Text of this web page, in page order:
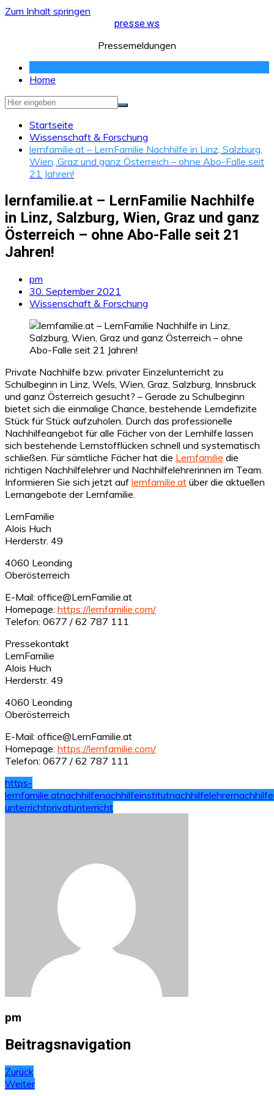
Zum Inhalt springen
presse.ws
Pressemeldungen
Home
Startseite
Wissenschaft & Forschung
lernfamilie.at – LernFamilie Nachhilfe in Linz, Salzburg,
Wien, Graz und ganz Österreich – ohne Abo-Falle seit
21 Jahren!
lernfamilie.at – LernFamilie Nachhilfe
in Linz, Salzburg, Wien, Graz und ganz
Österreich – ohne Abo-Falle seit 21
Jahren!
pm
30. September 2021
Wissenschaft & Forschung
Private Nachhilfe bzw. privater Einzelunterricht zu
Schulbeginn in Linz, Wels, Wien, Graz, Salzburg, Innsbruck
und ganz Österreich gesucht? – Gerade zu Schulbeginn
bietet sich die einmalige Chance, bestehende Lerndefizite
Stück für Stück aufzuholen. Durch das professionelle
Nachhilfeangebot für alle Fächer von der Lernhilfe lassen
sich bestehende Lernstofflücken schnell und systematisch
schließen. Für sämtliche Fächer hat die Lernfamilie die
richtigen Nachhilfelehrer und Nachhilfelehrerinnen im Team.
Informieren Sie sich jetzt auf lernfamilie.at über die aktuellen
Lernangebote der Lernfamilie.
LernFamilie
Alois Huch
Herderstr. 49
4060 Leonding
Oberösterreich
E-Mail: office@LernFamilie.at
Homepage: https://lernfamilie.com/
Telefon: 0677 / 62 787 111
Pressekontakt
LernFamilie
Alois Huch
Herderstr. 49
4060 Leonding
Oberösterreich
E-Mail: office@LernFamilie.at
Homepage: https://lernfamilie.com/
Telefon: 0677 / 62 787 111
https-
lernfamilie.atnachhilfenachhilfeinstitutnachhilfelehrer
unterrichtprivatunterricht
pm
Beitragsnavigation
Zurück
Weiter